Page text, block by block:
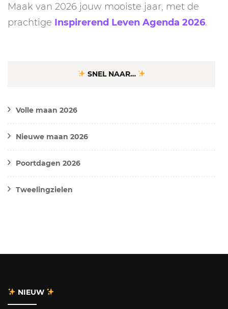
Maak van 2026 jouw mooiste jaar, met de
prachtige Inspirerend Leven Agenda 2026.
SNEL NAAR…
Volle maan 2026
Nieuwe maan 2026
Poortdagen 2026
Tweelingzielen
NIEUW